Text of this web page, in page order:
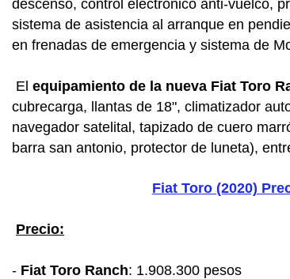
descenso, control electrónico anti-vuelco,
sistema de asistencia al arranque en
en frenadas de emergencia y sistema de
El equipamiento de la nueva Fiat Toro
cubrecarga, llantas de 18", climatizador
navegador satelital, tapizado de cuero
barra san antonio, protector de luneta),
Fiat Toro (2020)
Precio:
- Fiat Toro Ranch: 1.908.300 pesos